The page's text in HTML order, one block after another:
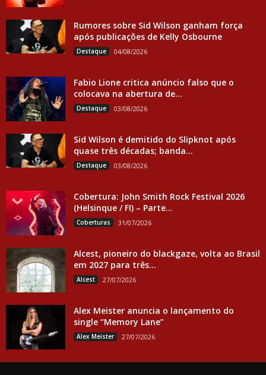
Rumores sobre Sid Wilson ganham força
após publicações de Kelly Osbourne
Destaque 04/08/2026
Fabio Lione critica anúncio falso que o
colocava na abertura de...
Destaque 03/08/2026
Sid Wilson é demitido do Slipknot após
quase três décadas; banda...
Destaque 03/08/2026
Cobertura: John Smith Rock Festival 2026
(Helsinque / FI) – Parte...
Coberturas 31/07/2026
Alcest, pioneiro do blackgaze, volta ao Brasil
em 2027 para três...
Alcest 27/07/2026
Alex Meister anuncia o lançamento do
single “Memory Lane”
Alex Meister 27/07/2026